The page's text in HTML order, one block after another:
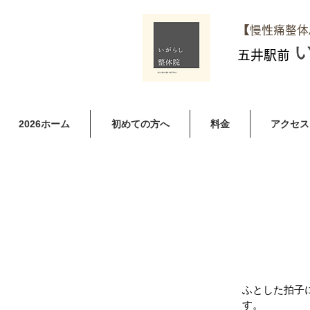
【慢性痛整
五井駅前
2026ホーム 初めての方へ 料金 アクセス
ふとした拍子
す。